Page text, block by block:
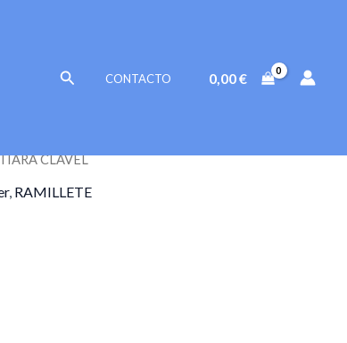
BuscarCONTACTO 0,00€
CLAVEL
, RAMILLETE